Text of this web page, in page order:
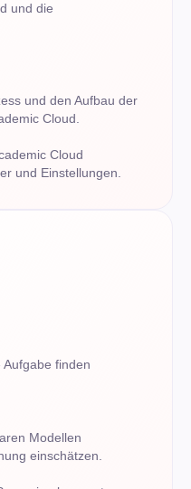
und die
und den Aufbau der
Cloud.
Cloud
und Einstellungen.
finden
Modellen
einschätzen.